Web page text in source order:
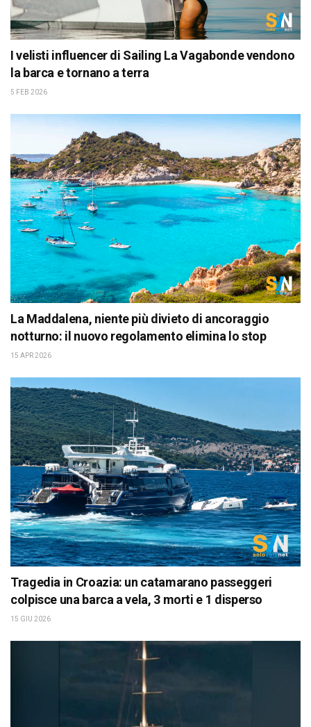
I velisti influencer di Sailing La Vagabonde vendono
la barca e tornano a terra
5 FEB 2026
La Maddalena, niente più divieto di ancoraggio
notturno: il nuovo regolamento elimina lo stop
15 APR 2026
Tragedia in Croazia: un catamarano passeggeri
colpisce una barca a vela, 3 morti e 1 disperso
15 GIU 2026